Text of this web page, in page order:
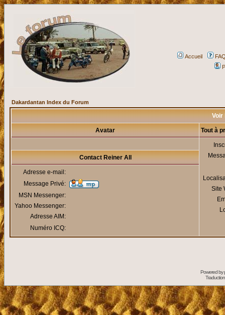
Accueil
Dakardantan Index du Forum
Voir
Avatar Tout à
Site
Contact Reiner All
Adresse e-mail:
Message Privé:
MSN Messenger:
Yahoo Messenger:
Adresse AIM:
Numéro ICQ:
Powered by